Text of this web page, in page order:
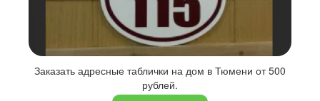
Заказать адресные таблички на дом в Тюмени от 500
рублей.